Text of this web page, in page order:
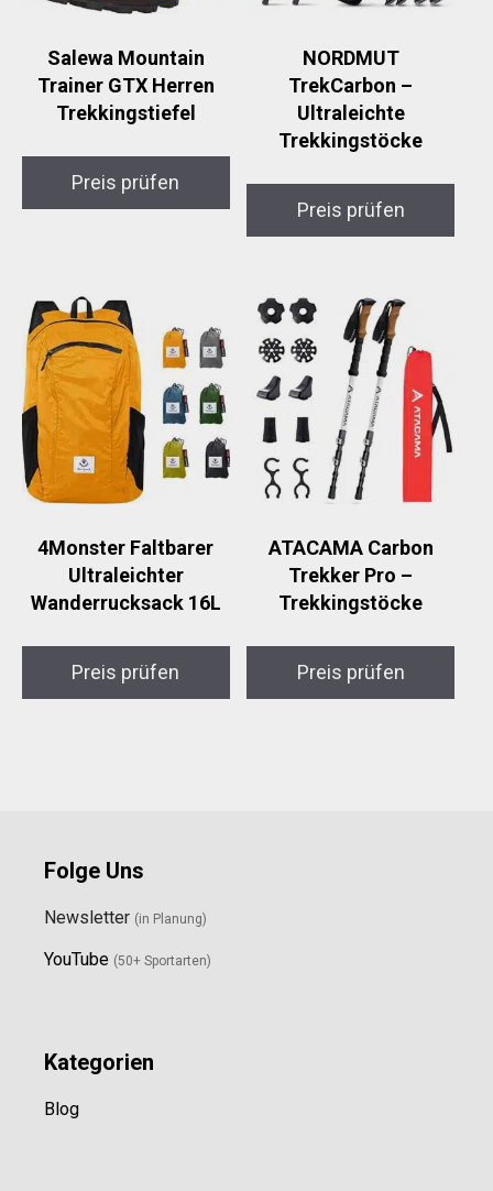
Salewa Mountain
Trainer GTX Herren
Trekkingstiefel
Preis prüfen
NORDMUT
TrekCarbon –
Ultraleichte
Trekkingstöcke
Preis prüfen
4Monster Faltbarer
Ultraleichter
Wanderrucksack 16L
Preis prüfen
ATACAMA Carbon
Trekker Pro –
Trekkingstöcke
Preis prüfen
Folge Uns
Newsletter (in Planung)
YouTube (50+ Sportarten)
Kategorien
Blog